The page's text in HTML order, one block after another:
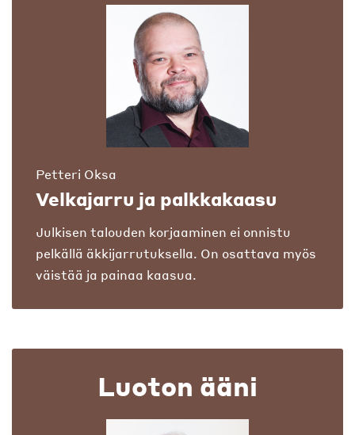
Petteri Oksa
Velkajarru ja palkkakaasu
Julkisen talouden korjaaminen ei onnistu
pelkällä äkkijarrutuksella. On osattava myös
väistää ja painaa kaasua.
Luoton ääni